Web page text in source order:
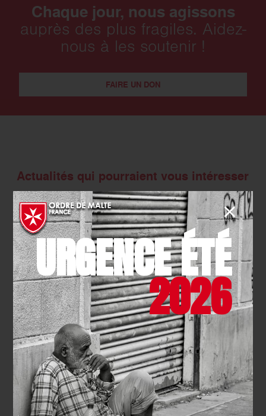
Chaque jour, nous agissons
auprès des plus fragiles. Aidez-
nous à les soutenir !
FAIRE UN DON
Actualités qui pourraient vous intéresser
SECOURISME- 04.08.2026
Face aux incendies, la
mobilisation de tous a fait la
différence : merci
URGENCE ÉTÉ
2026